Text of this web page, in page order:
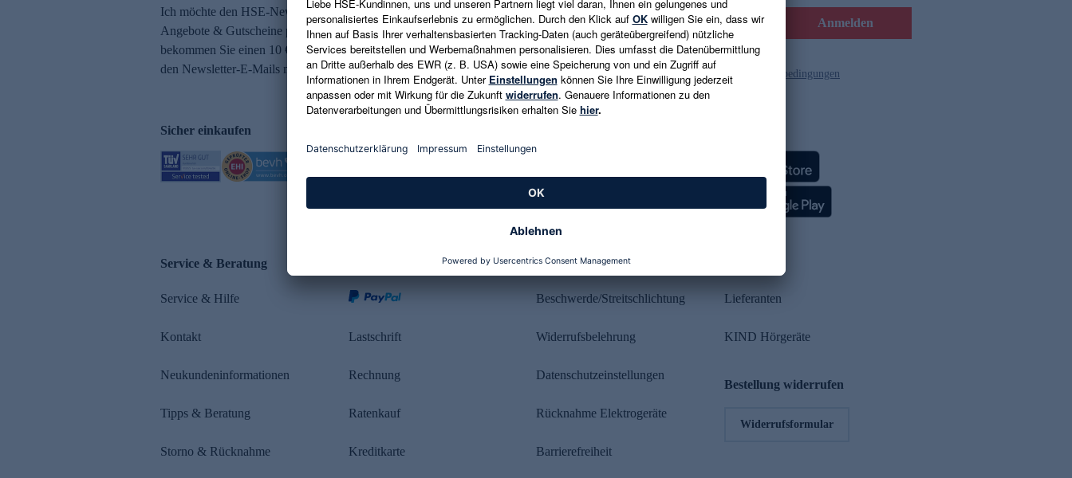
Ich möchte den HSE-Newsletter abonnieren und aktuelle Trends,
Angebote & Gutscheine per E-Mail erhalten. Als Dankeschön
bekommen Sie einen 10 € Gutschein. Eine Abmeldung ist jederzeit in
den Newsletter-E-Mails möglich.
E-Mail-Adresse eingeben Anmelden
Es gelten die Datenschutzrichtlinien und die Gutscheinbedingungen
Sicher einkaufen
Service & Beratung
Service & Hilfe
Kontakt
Neukundeninformationen
Tipps & Beratung
Storno & Rücknahme
Lastschrift
Rechnung
Ratenkauf
Kreditkarte
Rechtliches
Beschwerde/Streitschlichtung
Widerrufsbelehrung
Datenschutzeinstellungen
Rücknahme Elektrogeräte
Barrierefreiheit
Lieferanten
KIND Hörgeräte
Bestellung widerrufen
Widerrufsformular